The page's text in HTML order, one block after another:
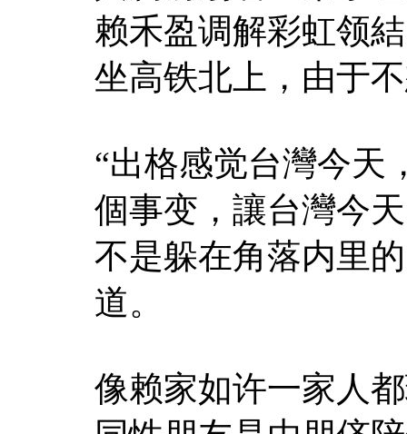
赖禾盈调解彩虹领
坐高铁北上，由于
“出格感觉台灣今天
個事变，讓台灣今
不是躲在角落内里
道。
像赖家如许一家人